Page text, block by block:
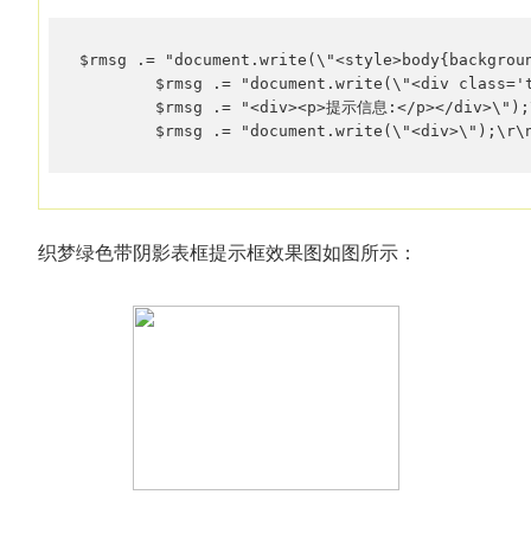
$rmsg .=
$rmsg .= "document.write(\"<div
$rmsg .= "<div><p>提示信息:</p></
$rmsg .=
织梦绿色带阴影表框提示框效果图如图所示：